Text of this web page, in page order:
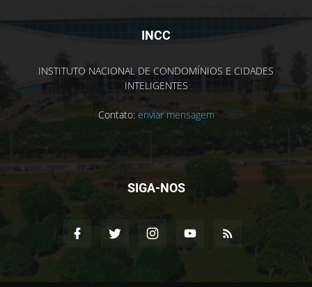
INCC
INSTITUTO NACIONAL DE CONDOMÍNIOS E CIDADES
INTELIGENTES
Contato: enviar mensagem
SIGA-NOS